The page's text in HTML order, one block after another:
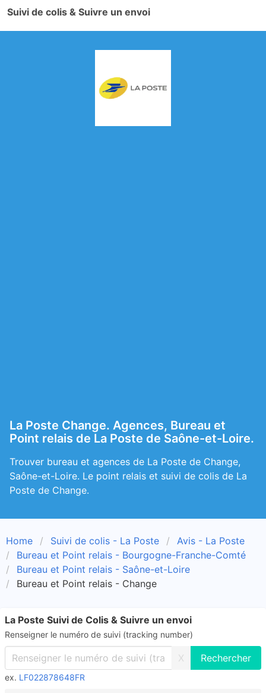
Suivi de colis & Suivre un envoi
La Poste Change. Agences, Bureau et
Point relais de La Poste de Saône-et-Loire.
Trouver bureau et agences de La Poste de Change,
Saône-et-Loire. Le point relais et suivi de colis de La
Poste de Change.
Home Suivi de colis - La Poste
Avis - La Poste
Bureau et Point relais - Bourgogne-Franche-Comté
Bureau et Point relais - Saône-et-Loire
Bureau et Point relais - Change
La Poste Suivi de Colis & Suivre un envoi
Renseigner le numéro de suivi (tracking number)
X
ex. LF022878648FR